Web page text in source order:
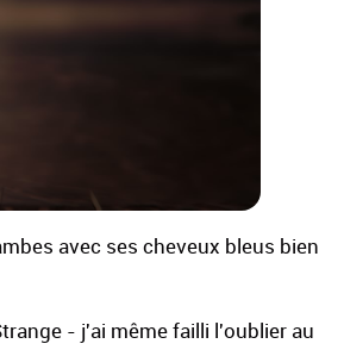
avec ses cheveux bleus bien
- j'ai même failli l'oublier au